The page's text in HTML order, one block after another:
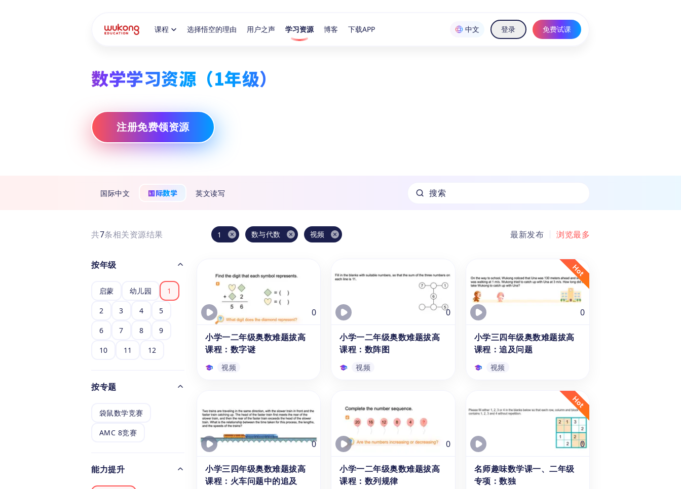
课程 选择悟空的理由 用户之声 学习资源 博客 下载APP 中文 登录 免费试课
数学学习资源（1年级）
注册免费领资源
国际中文 国际数学 英文读写 搜索
共7条相关资源结果 1 数与代数 视频 最新发布 浏览最多
按年级
启蒙 幼儿园 1
2 3 4 5
6 7 8 9
10 11 12
按专题
袋鼠数学竞赛
AMC 8竞赛
能力提升
0
小学一二年级奥数难题拔高
课程：数字谜
视频
课程：数字谜
本系列课程为1、2年级的6-7岁
学生提供提供数学竞赛知识拔高
的精讲课程，孩子们可以通过5
分钟简短的知识讲解，学习如何
分析复杂数字谜的结构，找出隐
藏的线索，并运用所学知识进行
解答。
视频
0
小学一二年级奥数难题拔高
课程：数阵图
视频
课程：数阵图
本系列课程为1、2年级的6-7岁
的精讲课程，孩子们可以通过5
分钟简短的知识讲解，获得解析
数阵图的概念、特点和解题方
法，掌握根据题目要求找规律，
使用加减法解出未知数等益智提
视频
0
小学三四年级奥数难题拔高
课程：追及问题
视频
小学三四年级奥数难题拔高
课程：追及问题
本系列课程为3、4年级的8-9岁
学生提供提供数学竞赛知识拔高
的精讲课程，孩子们可以通过5
分钟简短的知识讲解，学习探究
直线路径上物体间的追赶现象，
理解相对速度、起始位置差异与
追赶时间之间的内在联系，掌握
视频
0
小学三四年级奥数难题拔高
课程：火车问题中的追及
0
小学一二年级奥数难题拔高
课程：数列规律
0
名师趣味数学课一、二年级
专项：数独